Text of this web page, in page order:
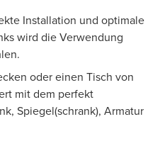
Installation und optimale
wird die Verwendung
oder einen Tisch von
mit dem perfekt
Spiegel(schrank), Armatur